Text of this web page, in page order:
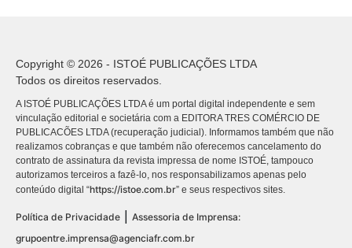
Copyright © 2026 - ISTOÉ PUBLICAÇÕES LTDA
Todos os direitos reservados.
A ISTOÉ PUBLICAÇÕES LTDA é um portal digital independente e sem
vinculação editorial e societária com a EDITORA TRES COMÉRCIO DE
PUBLICACÕES LTDA (recuperação judicial). Informamos também que não
realizamos cobranças e que também não oferecemos cancelamento do
contrato de assinatura da revista impressa de nome ISTOÉ, tampouco
autorizamos terceiros a fazê-lo, nos responsabilizamos apenas pelo
conteúdo digital “https://istoe.com.br” e seus respectivos sites.
Política de Privacidade
Assessoria de Imprensa:
grupoentre.imprensa@agenciafr.com.br